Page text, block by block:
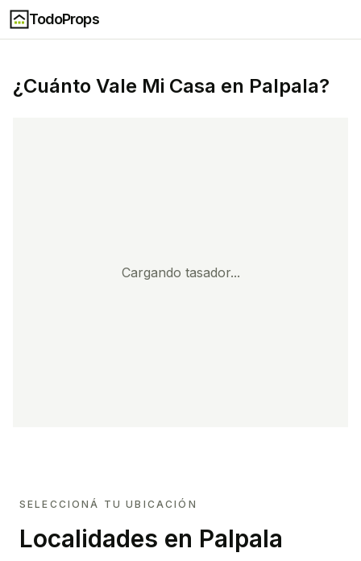
TodoProps
¿Cuánto Vale Mi Casa en Palpala?
Cargando tasador...
SELECCIONÁ TU UBICACIÓN
Localidades en Palpala